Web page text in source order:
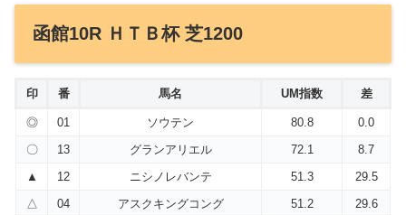
函館10R ＨＴＢ杯 芝1200
印 番 馬名 UM指数 差
◎ 01 ソウテン 80.8
0.0
〇
13 グランアリエル 72.1
8.7
▲
12 ニシノレバンテ 51.3
29.5
△
04 アスクキングコング 51.2
29.6